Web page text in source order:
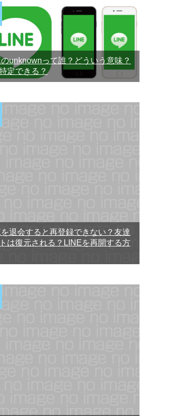
のunknownって誰？どういう意味？
定できる？
を退会すると再登録できない？友達
は復元される？LINEを再開する方